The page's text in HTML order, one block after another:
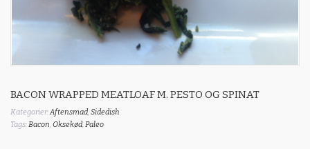
BACON WRAPPED MEATLOAF M. PESTO OG SPINAT
Kategorier:Aftensmad, Sidedish
Tags:Bacon, Oksekød, Paleo